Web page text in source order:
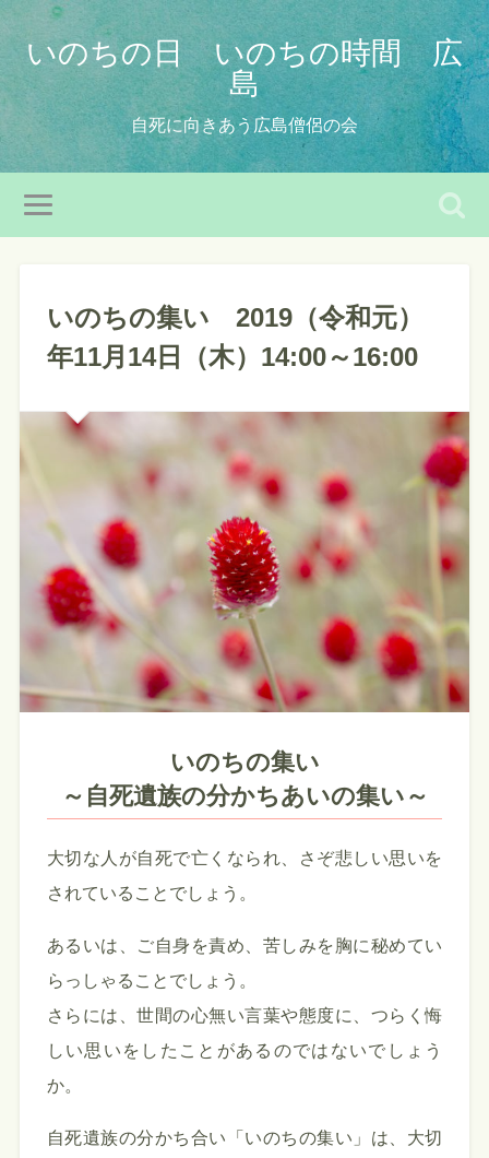
いのちの日 いのちの時間 広
島
自死に向きあう広島僧侶の会
いのちの集い 2019（令和元）
年11月14日（木）14:00～16:00
いのちの集い
～自死遺族の分かちあいの集い～
大切な人が自死で亡くなられ、さぞ悲しい思いを
されていることでしょう。
あるいは、ご自身を責め、苦しみを胸に秘めてい
らっしゃることでしょう。
さらには、世間の心無い言葉や態度に、つらく悔
しい思いをしたことがあるのではないでしょう
か。
自死遺族の分かち合い「いのちの集い」は、大切